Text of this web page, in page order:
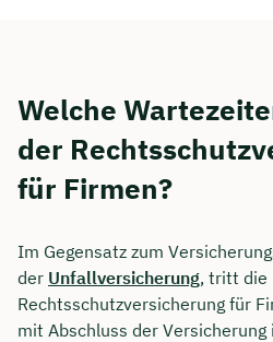
Welche
der
für Firmen?
Im Gegensatz zum
der Unfallversicherung, tritt die
Rechtsschutzversicherung für
mit Abschluss der Versicherung